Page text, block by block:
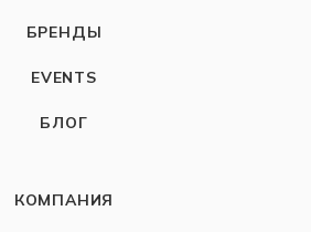
БРЕНДЫ
EVENTS
БЛОГ
КОМПАНИЯ